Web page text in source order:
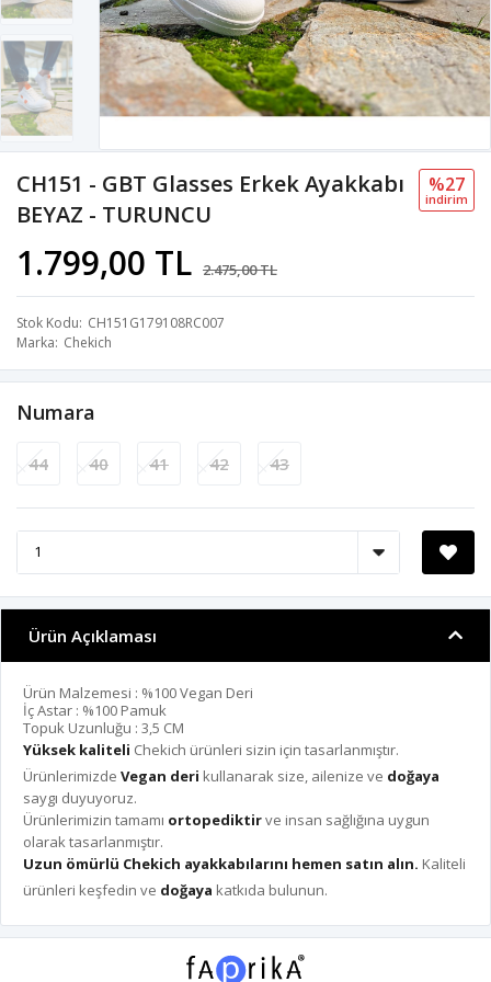
CH151 - GBT Glasses Erkek Ayakkabı
BEYAZ - TURUNCU
1.799,00 TL 2.475,00 TL
%27
i̇ndi̇ri̇m
Stok Kodu CH151G179108RC007
Marka Chekich
Numara
44 40 41 42 43
Ürün Açıklaması
Ürün Malzemesi : %100 Vegan Deri
İç Astar : %100 Pamuk
Topuk Uzunluğu : 3,5 CM
Yüksek kaliteli Chekich ürünleri sizin için tasarlanmıştır.
Ürünlerimizde Vegan deri kullanarak size, ailenize ve doğaya
saygı duyuyoruz.
Ürünlerimizin tamamı ortopediktirve insan sağlığına uygun
olarak tasarlanmıştır.
Uzun ömürlü Chekich ayakkabılarını hemen satın alın. Kaliteli
ürünleri keşfedin ve doğaya katkıda bulunun.